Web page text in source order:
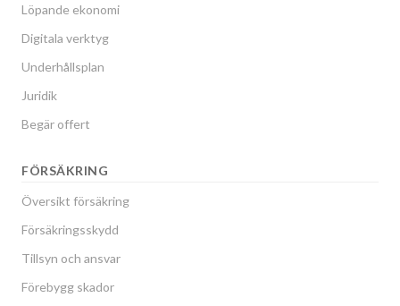
Löpande ekonomi
Digitala verktyg
Underhållsplan
Juridik
Begär offert
FÖRSÄKRING
Översikt försäkring
Försäkringsskydd
Tillsyn och ansvar
Förebygg skador